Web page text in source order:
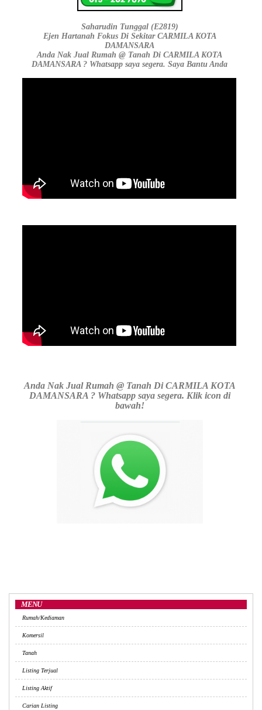
Saharudin Tunggal (E2819)
Ejen Hartanah Fokus Di Sekitar CARMILA KOTA
DAMANSARA
Anda Nak Jual Rumah @ Tanah Di CARMILA KOTA
DAMANSARA ? Whatsapp saya segera. Saya Bantu Anda
Anda Nak Jual Rumah @ Tanah Di CARMILA KOTA
DAMANSARA ? Whatsapp saya segera. Klik icon di
bawah!
MENU
Rumah/Kediaman
Komersil
Tanah
Listing Terjual
Listing Aktif
Carian Listing